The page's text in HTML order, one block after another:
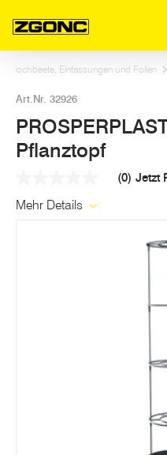
Hochbeete, Einfassungen und Folien
Art.Nr. 32926
Pflanztopf
Link
(0) Jetzt
Mehr Details